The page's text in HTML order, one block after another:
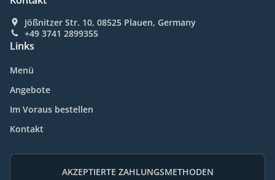
Jößnitzer Str. 10, 08525 Plauen, Germany
+49 3741 2899355
Links
Menü
Angebote
Im Voraus bestellen
Kontakt
AKZEPTIERTE ZAHLUNGSMETHODEN